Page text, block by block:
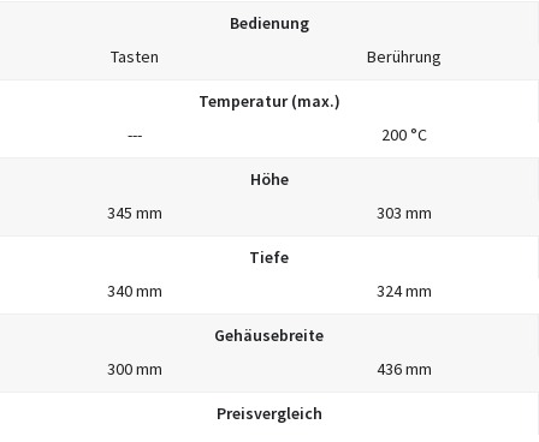
Bedienung
Tasten
Berührung
Temperatur (max.)
---
200 °C
Höhe
345 mm
303 mm
Tiefe
340 mm
324 mm
Gehäusebreite
300 mm
436 mm
Preisvergleich